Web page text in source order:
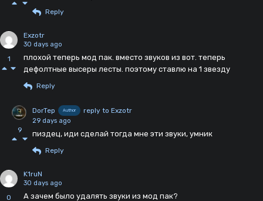
Reply
1
Exzotr
30 days ago
плохой теперь мод пак. вместо звуков из вот. теперь
дефолтные высеры лесты. поэтому ставлю на 1 звезду
Reply
9
DorTep Author reply to Exzotr
29 days ago
пиздец, иди сделай тогда мне эти звуки, умник
Reply
0
K1ruN
30 days ago
А зачем было удалять звуки из мод пак?